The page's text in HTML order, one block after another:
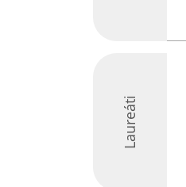
Laureáti